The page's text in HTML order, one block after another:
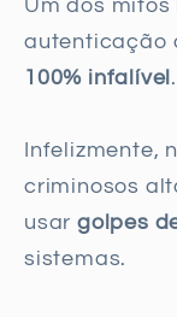
Um dos
autenticação
100% infalível.
Infelizmente,
criminosos
usar golpes
sistemas.